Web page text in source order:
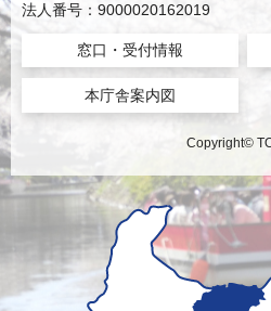
法人番号：9000020162019
窓口・受付情報
本庁舎案内図
Copyright©